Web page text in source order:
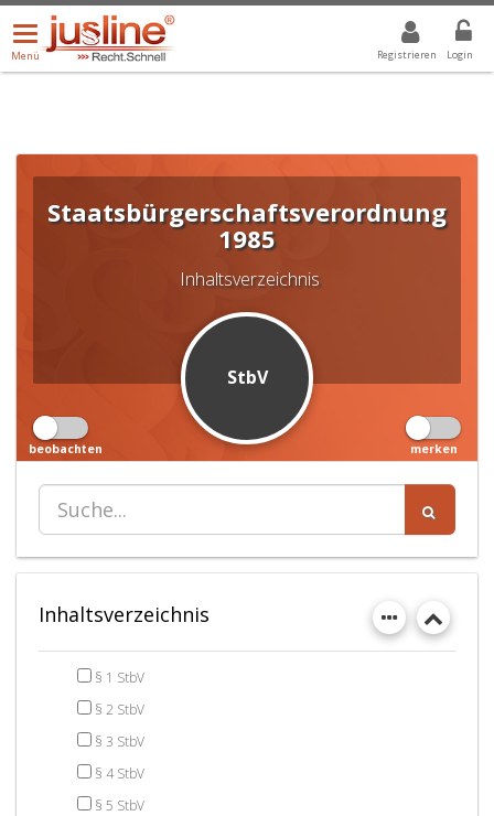
Registrieren Login
Menü
öffnen/schließen
Menü
ALLE DROPDOWN: GEWÄHLTER WERT IST ALLE
Staatsbürgerschaftsverordnung
1985
Inhaltsverzeichnis
StbV
beobachten merken
Inhaltsverzeichnis
§ 1 StbV
§ 2 StbV
§ 3 StbV
§ 4 StbV
§ 5 StbV